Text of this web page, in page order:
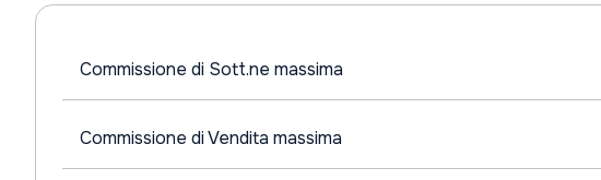
Commissione di Sott.ne massima
Commissione di Vendita massima